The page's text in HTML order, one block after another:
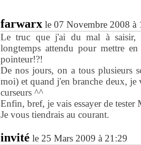
farwarxle 07 Novembre 2008 à
Le truc que j'ai du mal à saisir,
longtemps attendu pour mettre
pointeur!?!
De nos jours, on a tous plusieurs
moi) et quand j'en branche deux,
curseurs ^^
Enfin, bref, je vais essayer de
Je vous tiendrais au courant.
invité le 25 Mars 2009 à 21:29